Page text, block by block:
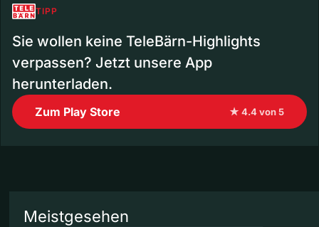
TIPP
Sie wollen keine TeleBärn-Highlights
verpassen? Jetzt unsere App
herunterladen.
Zum Play Store ★ 4.4 von 5
Meistgesehen